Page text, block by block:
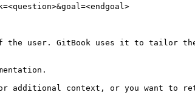
user. GitBook uses it to tailor the
additional context, or you want to